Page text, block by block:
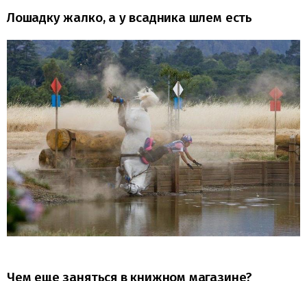
Лошадку жалко, а у всадника шлем есть
Чем еще заняться в книжном магазине?